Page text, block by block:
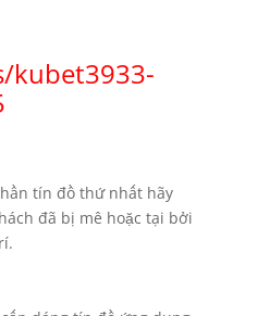
kubet3933-
tín đồ thứ nhất hãy
đã bị mê hoặc tại bởi